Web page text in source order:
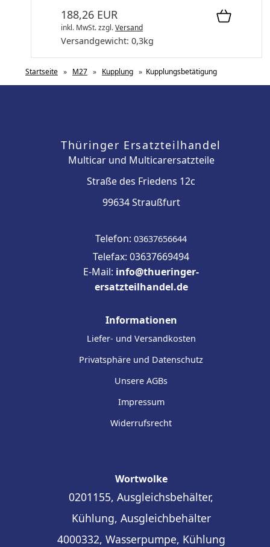
188,26 EUR
inkl. MwSt.zzgl.Versand
Versandgewicht: 0,3kg
Startseite » M27 » Kupplung » Kupplungsbetätigung
Thüringer Ersatzteilhandel
Multicar und Multicarersatzteile
Straße des Friedens 12c
99634 Straußfurt
Telefon: 03637656644
Telefax: 03637669494
E-Mail: info@thueringer-
ersatzteilhandel.de
Informationen
Liefer- und Versandkosten
Privatsphäre und Datenschutz
Unsere AGBs
Impressum
Widerrufsrecht
Wortwolke
0201155, Ausgleichsbehälter,
Kühlung, Ausgleichbehälter
4000332, Wasserpumpe, Kühlung